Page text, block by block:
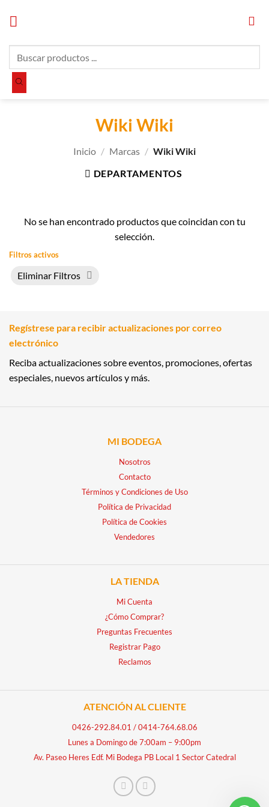
productos
Wiki Wiki
Inicio / Marcas / Wiki Wiki
DEPARTAMENTOS
No se han encontrado productos que coincidan con tu
selección.
Filtros activos
Eliminar Filtros
Regístrese para recibir actualizaciones por correo
electrónico
Reciba actualizaciones sobre eventos, promociones, ofertas
especiales, nuevos artículos y más.
MI BODEGA
Nosotros
Contacto
Términos y Condiciones de Uso
Política de Privacidad
Política de Cookies
Vendedores
LA TIENDA
Mi Cuenta
¿Cómo Comprar?
Preguntas Frecuentes
Registrar Pago
Reclamos
ATENCIÓN AL CLIENTE
0426-292.84.01 /0414-764.68.06
Lunes a Domingo de 7:00am – 9:00pm
Av. Paseo Heres Edf. Mi Bodega PB Local 1 Sector Catedral